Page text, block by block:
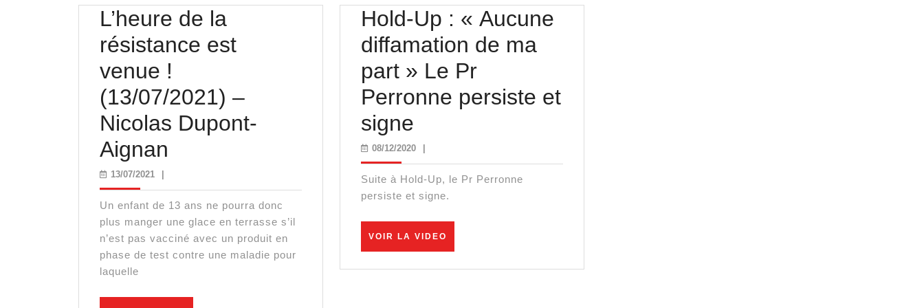
L’heure de la
résistance est
venue !
(13/07/2021) –
Nicolas Dupont-
Aignan
la
résistance
est
13/07/202113/07/2021
Un enfant de 13 ans ne pourra donc
plus manger une glace en terrasse s’il
n’est pas vacciné avec un produit en
phase de test contre une maladie pour
laquelle
Hold-Up : « Aucune
diffamation de ma
part » Le Pr
Perronne persiste et
signe
Up
:
« Aucune
diffamation
de
08/12/202008/12/2020
Suite à Hold-Up, le Pr Perronne
persiste et signe.
VOIR LA VIDEO